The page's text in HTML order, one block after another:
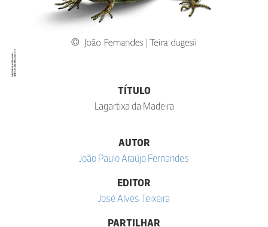
TÍTULO
Lagartixa da Madeira
AUTOR
João Paulo Araújo Fernandes
EDITOR
José Alves Teixeira
PARTILHAR